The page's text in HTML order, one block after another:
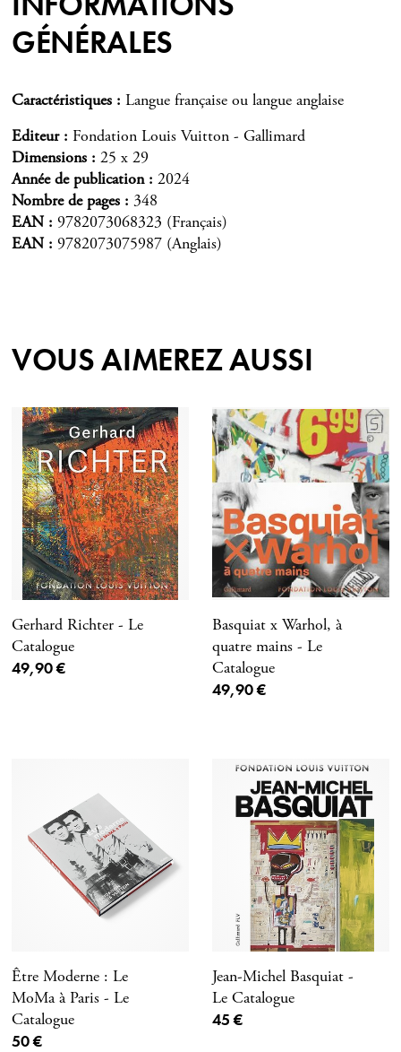
GÉNÉRALES
Caractéristiques
Langue française ou langue anglaise
Editeur
Fondation Louis Vuitton - Gallimard
Dimensions
25 x 29
Année de publication
2024
Nombre de pages
348
EAN
9782073068323 (Français)
EAN
9782073075987 (Anglais)
VOUS AIMEREZ AUSSI
Gerhard Richter - Le
Catalogue
Prix ​​actuel
49,90 €
Basquiat x Warhol, à
quatre mains - Le
Catalogue
Prix ​​actuel
49,90 €
Être Moderne : Le
MoMa à Paris - Le
Catalogue
Prix ​​actuel
50 €
Jean-Michel Basquiat -
Le Catalogue
Prix ​​actuel
45 €